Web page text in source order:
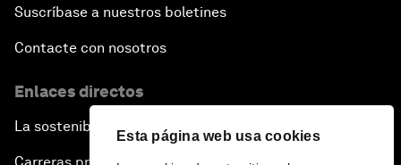
Esta página web usa cookies
Suscríbase a nuestros boletines
Contacte con nosotros
Enlaces directos
La sostenibilidad en el Foro